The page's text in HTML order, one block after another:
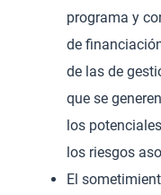
programa y
de
de las de
que se
los
los riesgos
El